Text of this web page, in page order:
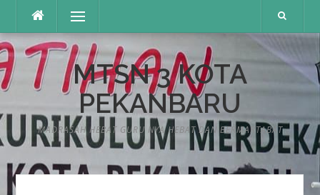
konten
Menu
MTSN 3 KOTA
PEKANBARU
MADRASAH HEBAT GURU NYA HEBAT DAN BERMARTABAT